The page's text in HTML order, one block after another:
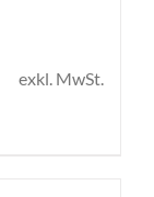
exkl. MwSt.